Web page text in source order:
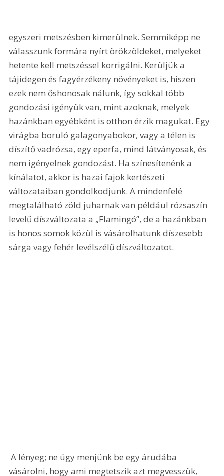
egyszeri metszésben kimerülnek. Semmiképp ne
válasszunk formára nyírt örökzöldeket, melyeket
hetente kell metszéssel korrigálni. Kerüljük a
tájidegen és fagyérzékeny növényeket is, hiszen
ezek nem őshonosak nálunk, így sokkal több
gondozási igényük van, mint azoknak, melyek
hazánkban egyébként is otthon érzik magukat. Egy
virágba boruló galagonyabokor, vagy a télen is
díszítő vadrózsa, egy eperfa, mind látványosak, és
nem igényelnek gondozást. Ha színesítenénk a
kínálatot, akkor is hazai fajok kertészeti
változataiban gondolkodjunk. A mindenfelé
megtalálható zöld juharnak van például rózsaszín
levelű díszváltozata a „Flamingó”, de a hazánkban
is honos somok közül is vásárolhatunk díszesebb
sárga vagy fehér levélszélű díszváltozatot.
A lényeg; ne úgy menjünk be egy árudába
vásárolni, hogy ami megtetszik azt megvesszük,